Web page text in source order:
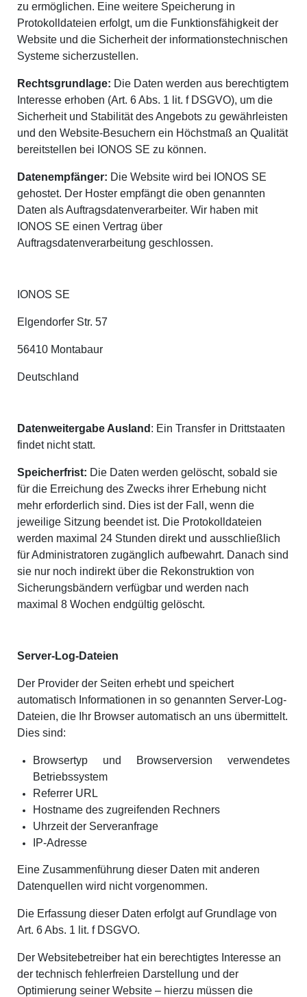
zu ermöglichen. Eine weitere Speicherung in
Protokolldateien erfolgt, um die Funktionsfähigkeit der
Website und die Sicherheit der informationstechnischen
Systeme sicherzustellen.
Rechtsgrundlage: Die Daten werden aus berechtigtem
Interesse erhoben (Art. 6 Abs. 1 lit. f DSGVO), um die
Sicherheit und Stabilität des Angebots zu gewährleisten
und den Website-Besuchern ein Höchstmaß an Qualität
bereitstellen bei IONOS SE zu können.
Datenempfänger: Die Website wird bei IONOS SE
gehostet. Der Hoster empfängt die oben genannten
Daten als Auftragsdatenverarbeiter. Wir haben mit
IONOS SE einen Vertrag über
Auftragsdatenverarbeitung geschlossen.
IONOS SE
Elgendorfer Str. 57
56410 Montabaur
Deutschland
Datenweitergabe Ausland : Ein Transfer in Drittstaaten
findet nicht statt.
Speicherfrist: Die Daten werden gelöscht, sobald sie
für die Erreichung des Zwecks ihrer Erhebung nicht
mehr erforderlich sind. Dies ist der Fall, wenn die
jeweilige Sitzung beendet ist. Die Protokolldateien
werden maximal 24 Stunden direkt und ausschließlich
für Administratoren zugänglich aufbewahrt. Danach sind
sie nur noch indirekt über die Rekonstruktion von
Sicherungsbändern verfügbar und werden nach
maximal 8 Wochen endgültig gelöscht.
Server-Log-Dateien
Der Provider der Seiten erhebt und speichert
automatisch Informationen in so genannten Server-Log-
Dateien, die Ihr Browser automatisch an uns übermittelt.
Dies sind:
Browsertyp und Browserversion verwendetes
Betriebssystem
Referrer URL
Hostname des zugreifenden Rechners
Uhrzeit der Serveranfrage
IP-Adresse
Eine Zusammenführung dieser Daten mit anderen
Datenquellen wird nicht vorgenommen.
Die Erfassung dieser Daten erfolgt auf Grundlage von
Art. 6 Abs. 1 lit. f DSGVO.
Der Websitebetreiber hat ein berechtigtes Interesse an
der technisch fehlerfreien Darstellung und der
Optimierung seiner Website – hierzu müssen die